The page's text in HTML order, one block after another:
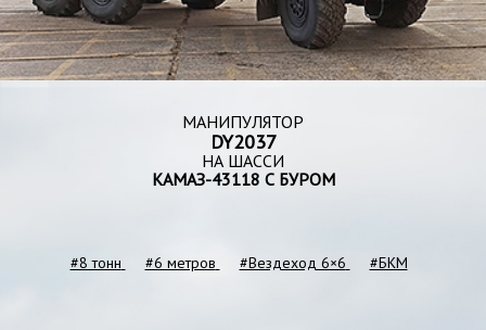
МАНИПУЛЯТОР
DY2037
НА ШАССИ
КАМАЗ-43118 С БУРОМ
#8 тонн #6 метров #Вездеход 6×6 #БКМ